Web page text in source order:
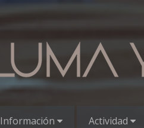
Información Actividad